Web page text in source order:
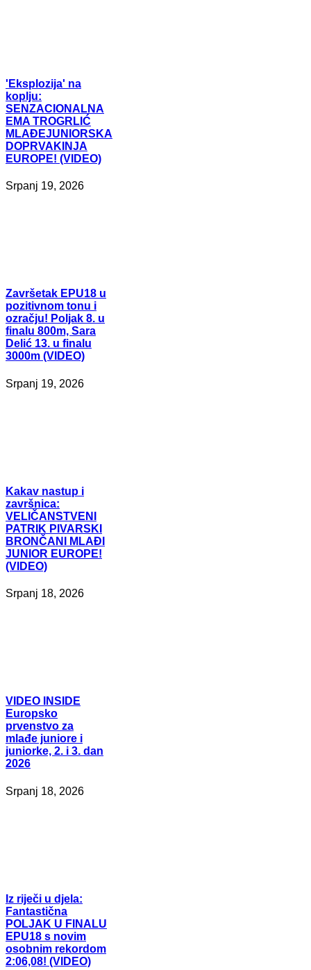
'Eksplozija' na
koplju:
SENZACIONALNA
EMA TROGRLIĆ
MLAĐEJUNIORSKA
DOPRVAKINJA
EUROPE! (VIDEO)
Srpanj 19, 2026
Završetak EPU18 u
pozitivnom tonu i
ozračju! Poljak 8. u
finalu 800m, Sara
Delić 13. u finalu
3000m (VIDEO)
Srpanj 19, 2026
Kakav nastup i
završnica:
VELIČANSTVENI
PATRIK PIVARSKI
BRONČANI MLAĐI
JUNIOR EUROPE!
(VIDEO)
Srpanj 18, 2026
VIDEO INSIDE
Europsko
prvenstvo za
mlađe juniore i
juniorke, 2. i 3. dan
2026
Srpanj 18, 2026
Iz riječi u djela:
Fantastična
POLJAK U FINALU
EPU18 s novim
osobnim rekordom
2:06,08! (VIDEO)